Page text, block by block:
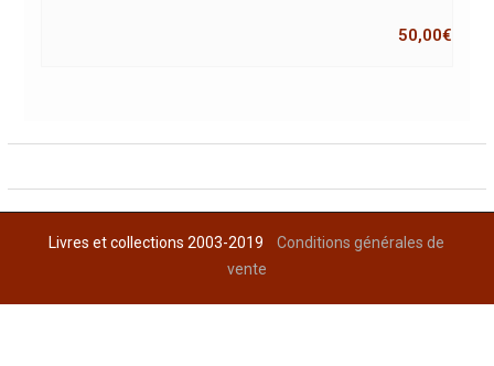
50,00€
Livres et collections 2003-2019Conditions générales de
vente